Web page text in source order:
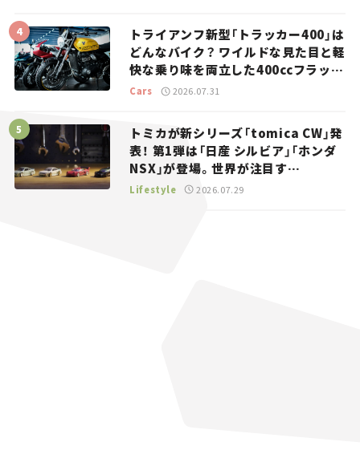
トライアンフ新型「トラッカー400」は
どんなバイク？ ワイルドな見た目と軽
快な乗り味を両立した400ccフラット
トラッカー【試乗レビュー】
Cars 2026.07.31
トミカが新シリーズ「tomica CW」発
表！ 第1弾は「日産 シルビア」「ホンダ
NSX」が登場。世界が注目す
る“JDM”に焦点【クルマとホビー】
Lifestyle 2026.07.29